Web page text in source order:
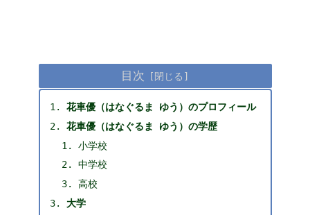
目次
花車優（はなぐるま ゆう）のプロフィール
花車優（はなぐるま ゆう）の学歴
小学校
中学校
高校
大学